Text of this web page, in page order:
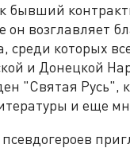
бывший
он возглавляет
которых
и Донецкой
"Святая Русь",
и еще